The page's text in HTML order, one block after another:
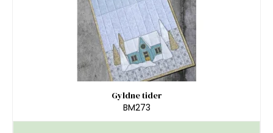
Gyldne tider
BM273